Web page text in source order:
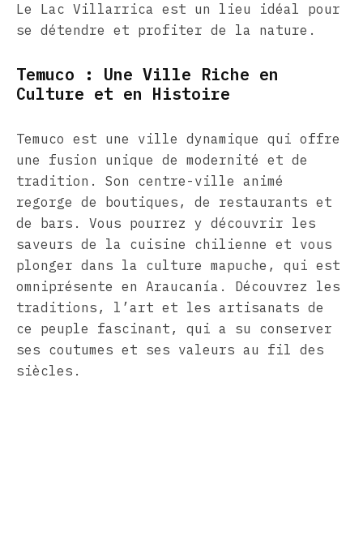
Le Lac Villarrica est un lieu idéal pour
se détendre et profiter de la nature.
Temuco : Une Ville Riche en
Culture et en Histoire
Temuco est une ville dynamique qui offre
une fusion unique de modernité et de
tradition. Son centre-ville animé
regorge de boutiques, de restaurants et
de bars. Vous pourrez y découvrir les
saveurs de la cuisine chilienne et vous
plonger dans la culture mapuche, qui est
omniprésente en Araucanía. Découvrez les
traditions, l’art et les artisanats de
ce peuple fascinant, qui a su conserver
ses coutumes et ses valeurs au fil des
siècles.